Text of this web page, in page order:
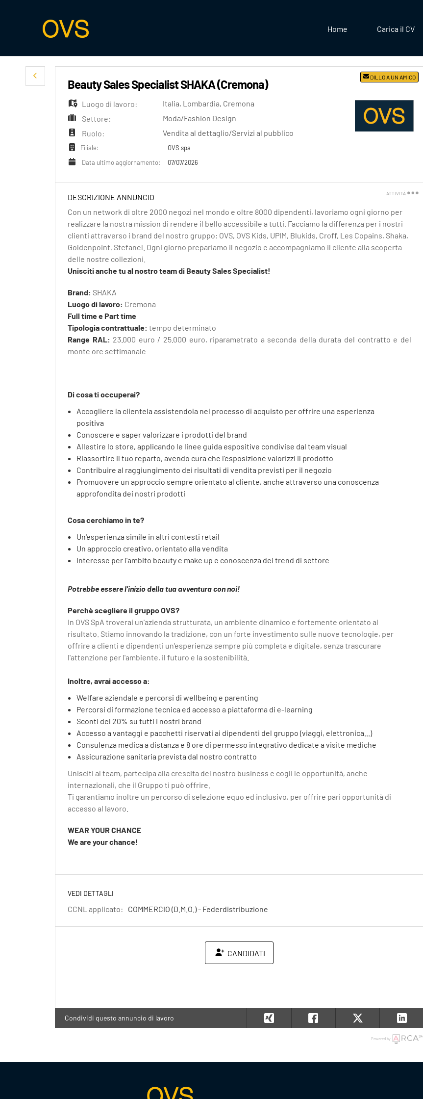
Home Carica il CV
Beauty Sales Specialist SHAKA (Cremona) DILLO A UN AMICO
Luogo di lavoro: Italia, Lombardia, Cremona
Settore:
Moda/Fashion Design
Ruolo:
Vendita al dettaglio/Servizi al pubblico
Filiale:
OVS spa
Data ultimo aggiornamento:
07/07/2026
ATTIVITÀ
Stampa
Dillo a un amico
DESCRIZIONE ANNUNCIO
Con un network di oltre 2000 negozi nel mondo e oltre 8000 dipendenti, lavoriamo ogni giorno per
realizzare la nostra mission di rendere il bello accessibile a tutti. Facciamo la differenza per i nostri
clienti attraverso i brand del nostro gruppo: OVS, OVS Kids, UPIM, Blukids, Croff, Les Copains, Shaka,
Goldenpoint, Stefanel. Ogni giorno prepariamo il negozio e accompagniamo il cliente alla scoperta
delle nostre collezioni.
Unisciti anche tu al nostro team di Beauty Sales Specialist!
Brand: SHAKA
Luogo di lavoro: Cremona
Full time e Part time
Tipologia contrattuale: tempo determinato
Range RAL: 23.000 euro / 25.000 euro, riparametrato a seconda della durata del contratto e del
monte ore settimanale
Di cosa ti occuperai?
Accogliere la clientela assistendola nel processo di acquisto per offrire una esperienza
positiva
Conoscere e saper valorizzare i prodotti del brand
Allestire lo store, applicando le linee guida espositive condivise dal team visual
Riassortire il tuo reparto, avendo cura che l'esposizione valorizzi il prodotto
Contribuire al raggiungimento dei risultati di vendita previsti per il negozio
Promuovere un approccio sempre orientato al cliente, anche attraverso una conoscenza
approfondita dei nostri prodotti
Cosa cerchiamo in te?
Un'esperienza simile in altri contesti retail
Un approccio creativo, orientato alla vendita
Interesse per l'ambito beauty e make up e conoscenza dei trend di settore
Potrebbe essere l'inizio della tua avventura con noi!
Perchè scegliere il gruppo OVS?
In OVS SpA troverai un'azienda strutturata, un ambiente dinamico e fortemente orientato al
risultato. Stiamo innovando la tradizione, con un forte investimento sulle nuove tecnologie, per
offrire a clienti e dipendenti un'esperienza sempre più completa e digitale, senza trascurare
l'attenzione per l'ambiente, il futuro e la sostenibilità.
Inoltre, avrai accesso a:
Welfare aziendale e percorsi di wellbeing e parenting
Percorsi di formazione tecnica ed accesso a piattaforma di e-learning
Sconti del 20% su tutti i nostri brand
Accesso a vantaggi e pacchetti riservati ai dipendenti del gruppo (viaggi, elettronica...)
Consulenza medica a distanza e 8 ore di permesso integrativo dedicate a visite mediche
Assicurazione sanitaria prevista dal nostro contratto
Unisciti al team, partecipa alla crescita del nostro business e cogli le opportunità, anche
internazionali, che il Gruppo ti può offrire.
Ti garantiamo inoltre un percorso di selezione equo ed inclusivo, per offrire pari opportunità di
accesso al lavoro.
WEAR YOUR CHANCE
We are your chance!
VEDI DETTAGLI
CCNL applicato: COMMERCIO (D.M.O.) - Federdistribuzione
CANDIDATI
Condividi questo annuncio di lavoro
Powered by